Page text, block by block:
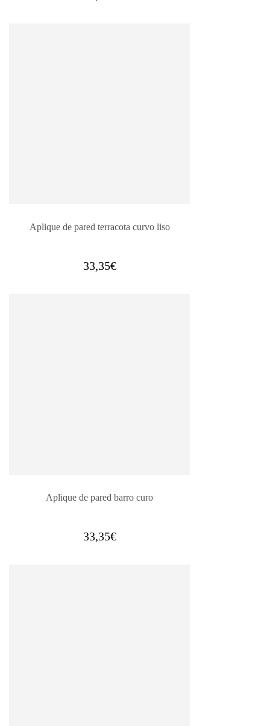
Aplique de pared terracota curvo liso
33,35€
Aplique de pared barro curo
33,35€